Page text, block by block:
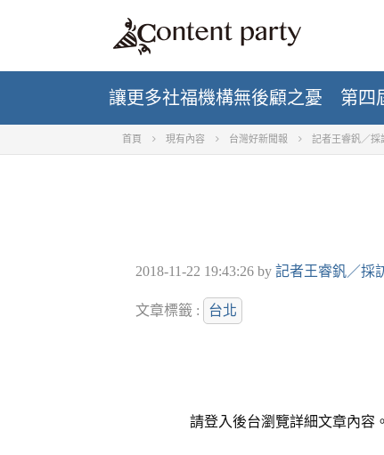
讓更多社福機構無後顧之憂 第四
首頁 現有內容 台灣好新聞報 記者王睿釩／採
2018-11-22 19:43:26 by 記者王睿釩／採
文章標籤 : 台北
請登入後台瀏覽詳細文章內容。